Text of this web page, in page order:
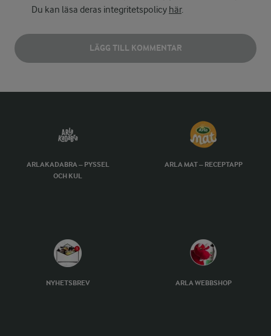
Du kan läsa deras integritetspolicy här.
LÄGG TILL KOMMENTAR
ARLAKADABRA – PYSSEL
OCH KUL
ARLA MAT – RECEPTAPP
NYHETSBREV ARLA WEBBSHOP